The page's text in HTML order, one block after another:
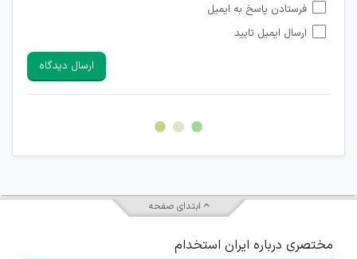
شبکه های مجازی ارتباطی می باشند وجود ندارد.
امکان تأیید نظرات کاربرانی که به هر طریقی قصد مأیوس کردن
هرگونه تحریک، تحقیر و کنایه به سایر افراد (مسئول و غیر مسئول)
غیر مجاز می باشد.
امکان هماهنگی برای هرگونه ملاقات حضوری چه به صورت دسته
فرستادن پاسخ به ایمیل
ارسال ایمیل تایید
ارسال دیدگاه
ابتدای صفحه
مختصری درباره ایران استخدام